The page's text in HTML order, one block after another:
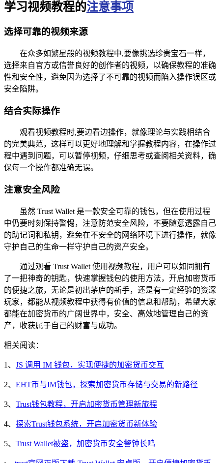
学习视频教程的注意事项
选择可靠的视频来源
在众多如繁星般的视频教程中,要像挑选珍贵宝石一样，
选择来自官方或信誉良好的创作者的视频，以确保教程的准确
性和安全性，避免因为选择了不可靠的视频而陷入操作误区或
安全陷阱。
结合实际操作
观看视频教程时,要边看边操作，就像理论与实践相结合
的完美典范，这样可以更好地理解和掌握教程内容，在操作过
程中遇到问题，可以暂停视频，仔细思考或查阅相关资料，确
保每一个操作都准确无误。
注意安全风险
虽然 Trust Wallet 是一款安全可靠的钱包，但在使用过程
中仍要时刻保持警惕，注意防范安全风险，不要随意透露自己
的助记词和私钥，避免在不安全的网络环境下进行操作，就像
守护自己的生命一样守护自己的资产安全。
通过观看 Trust Wallet 使用视频教程，用户可以如同拥有
了一把神奇的钥匙，快速掌握钱包的使用方法，开启加密货币
的便捷之旅，无论是初出茅庐的新手，还是有一定经验的资深
玩家，都能从视频教程中获得有价值的信息和帮助，希望大家
都能在加密货币的广阔世界中，安全、高效地管理自己的资
产，收获属于自己的财富与成功。
相关阅读：
1、 JS 调用 IM 钱包，实现便捷的加密货币交互
2、 EHT币与IM钱包，探索加密货币存储与交易的新路径
3、 Trust钱包教程，开启加密货币管理新旅程
4、 探索Trust钱包系统，开启加密货币新体验
5、 Trust Wallet被盗，加密货币安全警钟长鸣